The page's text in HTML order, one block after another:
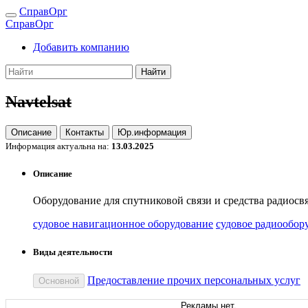
СправОрг
СправОрг
Добавить компанию
Найти
Navtelsat
Описание Контакты
Юр.информация
Информация актуальна на: 13.03.2025
Описание
Оборудование для спутниковой связи и средства
судовое навигационное оборудование судовое
Виды деятельности
Основной Предоставление прочих персональных услуг
Рекламы нет.